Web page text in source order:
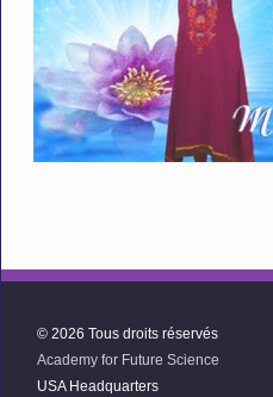
© 2026 Tous droits réservés
Academy for Future Science
USA Headquarters